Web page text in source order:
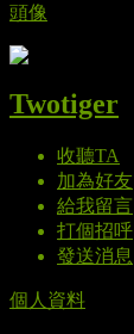
頭像
Twotiger
收聽TA
加為好友
給我留言
打個招呼
發送消息
個人資料